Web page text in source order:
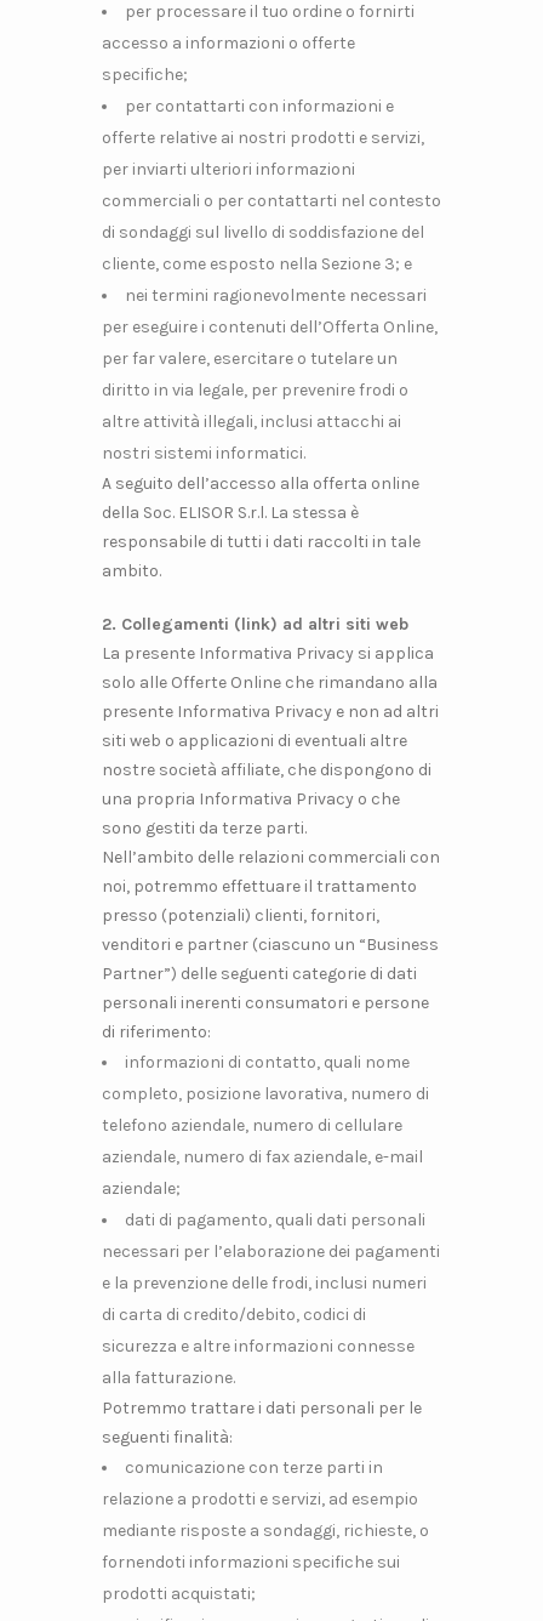
per processare il tuo ordine o fornirti
accesso a informazioni o offerte
specifiche;
per contattarti con informazioni e
offerte relative ai nostri prodotti e servizi,
per inviarti ulteriori informazioni
commerciali o per contattarti nel contesto
di sondaggi sul livello di soddisfazione del
cliente, come esposto nella Sezione 3; e
nei termini ragionevolmente necessari
per eseguire i contenuti dell’Offerta Online,
per far valere, esercitare o tutelare un
diritto in via legale, per prevenire frodi o
altre attività illegali, inclusi attacchi ai
nostri sistemi informatici.
A seguito dell’accesso alla offerta online
della Soc. ELISOR S.r.l. La stessa è
responsabile di tutti i dati raccolti in tale
ambito.
2. Collegamenti (link) ad altri siti web
La presente Informativa Privacy si applica
solo alle Offerte Online che rimandano alla
presente Informativa Privacy e non ad altri
siti web o applicazioni di eventuali altre
nostre società affiliate, che dispongono di
una propria Informativa Privacy o che
sono gestiti da terze parti.
Nell’ambito delle relazioni commerciali con
noi, potremmo effettuare il trattamento
presso (potenziali) clienti, fornitori,
venditori e partner (ciascuno un “Business
Partner”) delle seguenti categorie di dati
personali inerenti consumatori e persone
di riferimento:
informazioni di contatto, quali nome
completo, posizione lavorativa, numero di
telefono aziendale, numero di cellulare
aziendale, numero di fax aziendale, e-mail
aziendale;
dati di pagamento, quali dati personali
necessari per l’elaborazione dei pagamenti
e la prevenzione delle frodi, inclusi numeri
di carta di credito/debito, codici di
sicurezza e altre informazioni connesse
alla fatturazione.
Potremmo trattare i dati personali per le
seguenti finalità:
comunicazione con terze parti in
relazione a prodotti e servizi, ad esempio
mediante risposte a sondaggi, richieste, o
fornendoti informazioni specifiche sui
prodotti acquistati;